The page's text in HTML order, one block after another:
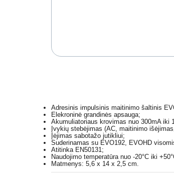
Adresinis impulsinis maitinimo šaltinis
Elekroninė grandinės apsauga;
Akumuliatoriaus krovimas nuo 300mA iki
Įvykių stebėjimas (AC, maitinimo
Įėjimas sabotažo jutikliui;
Suderinamas su EVO192, EVOHD
Atitinka EN50131;
Naudojimo temperatūra nuo -20°C iki
Matmenys: 5,6 x 14 x 2,5 cm.